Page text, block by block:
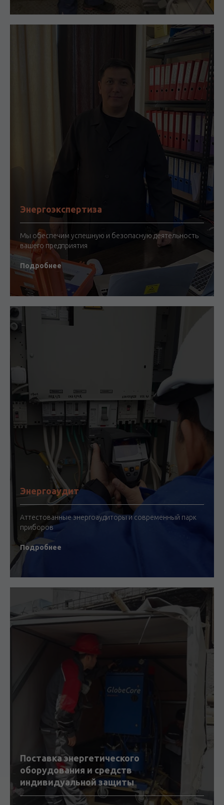
Энергоэкспертиза
Мы обеспечим успешную и безопасную деятельность
вашего предприятия
Подробнее
Энергоаудит
Аттестованные энергоаудиторы и современный парк
приборов
Подробнее
Поставка энергетического
оборудования и средств
индивидуальной защиты